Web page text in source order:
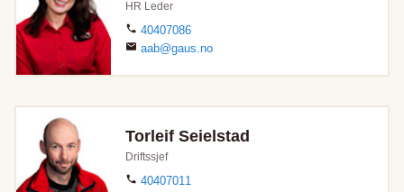
HR Leder
40407086
aab@gaus.no
Torleif Seielstad
Driftssjef
40407011